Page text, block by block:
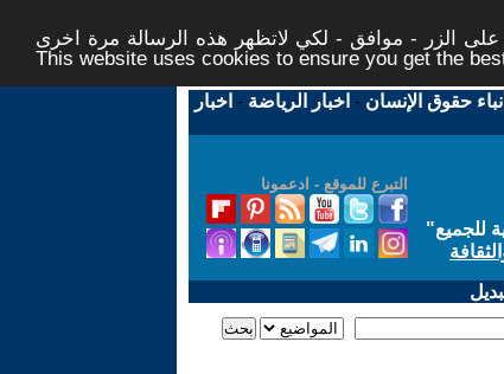
الزر - موافق - لكي لاتظهر هذه الرسالة مرة اخرى -
This website uses cookies to ensure you get the
حقوق الإنسان - اخبار الرياضة - اخبار
التبرع للموقع - ادعمونا
للجميع"